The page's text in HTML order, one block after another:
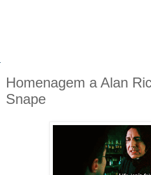
Homenagem a Alan
Snape